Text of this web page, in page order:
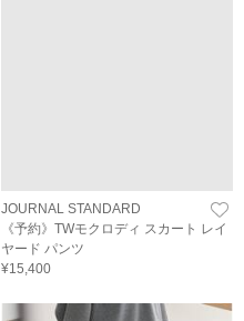
JOURNAL STANDARD
《予約》TWモクロディ スカート レイ
ヤード パンツ
¥15,400